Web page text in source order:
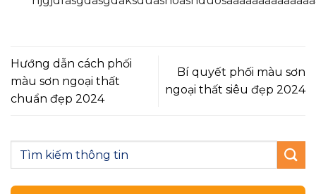
Hướng dẫn cách phối
màu sơn ngoại thất
chuẩn đẹp 2024
Bí quyết phối màu sơn
ngoại thất siêu đẹp 2024